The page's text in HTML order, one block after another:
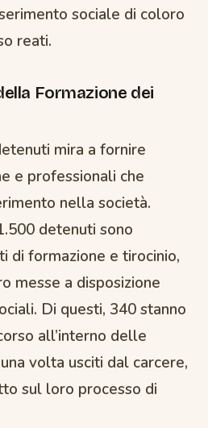
sociale di coloro
reati.
Formazione dei
mira a fornire
e professionali che
nella società.
detenuti sono
di formazione e tirocinio,
messe a disposizione
Di questi, 340 stanno
all’interno delle
volta usciti dal carcere,
sul loro processo di